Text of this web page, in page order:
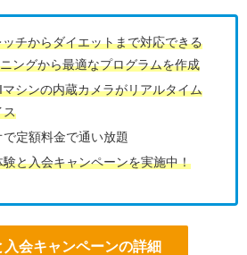
チからダイエットまで対応できる
ングから最適なプログラムを作成
シンの内蔵カメラがリアルタイム
ス
定額料金で通い放題
と入会キャンペーンを実施中！
会キャンペーンの詳細